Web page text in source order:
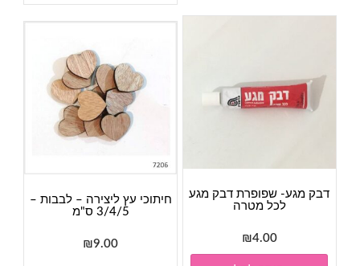
דבק מגע- שפופרת דבק מגע
לכל מטרה
₪4.00
חיתוכי עץ ליצירה – לבבות –
3/4/5 ס"מ
₪9.00